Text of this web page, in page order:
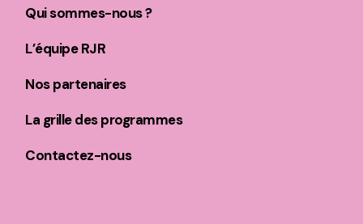
Qui sommes-nous ?
L’équipe RJR
Nos partenaires
La grille des programmes
Contactez-nous